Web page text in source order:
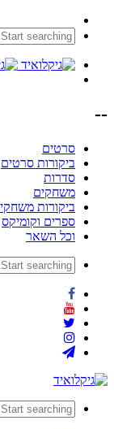
--
סרטים
ביקורות סרטים
סדרות
משחקים
ביקורות
ספרים וקומיקס
וכל השאר